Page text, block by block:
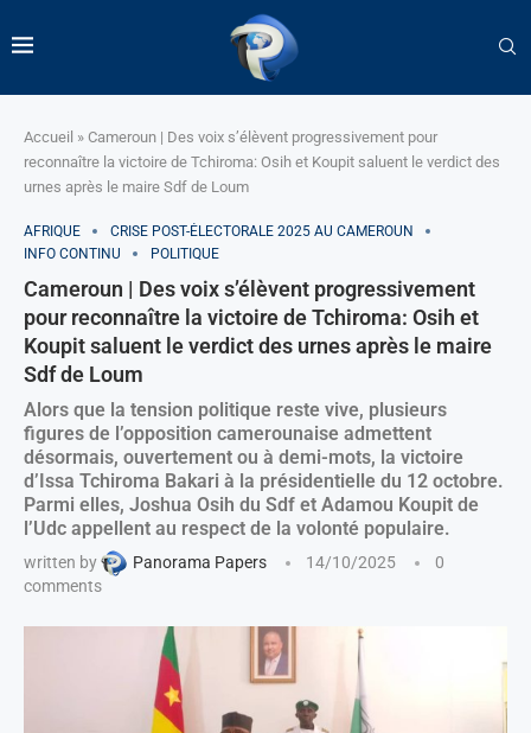
Accueil » Cameroun | Des voix s’élèvent progressivement pour
reconnaître la victoire de Tchiroma: Osih et Koupit saluent le verdict des
urnes après le maire Sdf de Loum
AFRIQUE
CRISE POST-ÉLECTORALE 2025 AU CAMEROUN
INFO CONTINU
POLITIQUE
Cameroun | Des voix s’élèvent progressivement
pour reconnaître la victoire de Tchiroma: Osih et
Koupit saluent le verdict des urnes après le maire
Sdf de Loum
Alors que la tension politique reste vive, plusieurs
figures de l’opposition camerounaise admettent
désormais, ouvertement ou à demi-mots, la victoire
d’Issa Tchiroma Bakari à la présidentielle du 12 octobre.
Parmi elles, Joshua Osih du Sdf et Adamou Koupit de
l’Udc appellent au respect de la volonté populaire.
written by Panorama Papers 14/10/2025
0
comments